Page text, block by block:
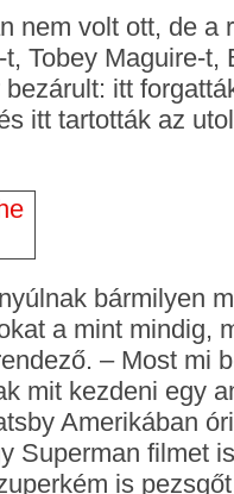
nem volt ott, de a
Tobey Maguire-t,
itt
itt tartották az
bármilyen
a mint mindig,
– Most mi
mit kezdeni egy
Amerikában
Superman filmet
is